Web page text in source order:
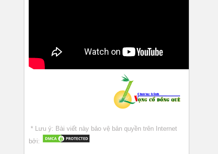
* Lưu ý: Bài viết này bảo vệ bản quyền trên Internet
bởi: